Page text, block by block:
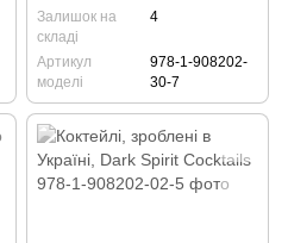
Залишок на
складі
4
Артикул
моделі
978-1-908202-
30-7